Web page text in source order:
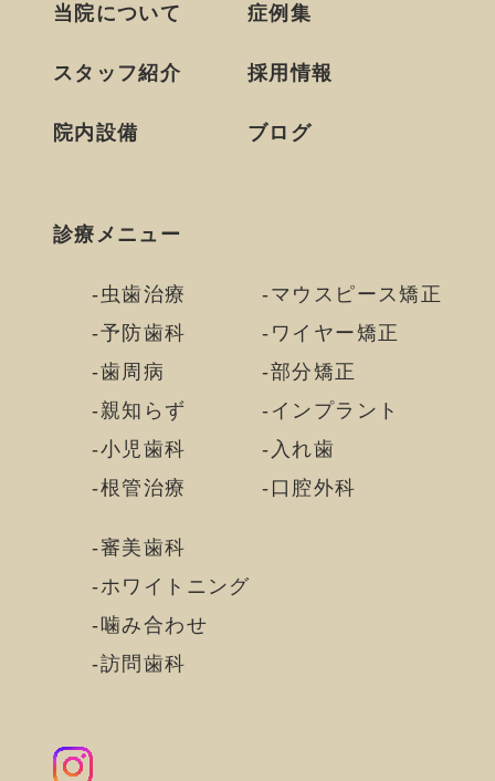
当院について
スタッフ紹介
院内設備
症例集
採用情報
ブログ
診療メニュー
虫歯治療
予防歯科
歯周病
親知らず
小児歯科
根管治療
マウスピース矯正
ワイヤー矯正
部分矯正
インプラント
入れ歯
口腔外科
審美歯科
ホワイトニング
噛み合わせ
訪問歯科